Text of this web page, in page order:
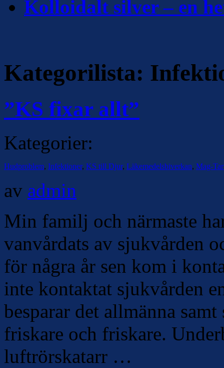
Kolloidalt silver – en
Kategorilista:
”KS fixar allt”
Kategorier:
Hudproblem, Infektioner, KS till Djur, Läkemedelsbiverkan, Mag-
av admin
Min familj och närmaste
vanvårdats av sjukvården
för några år sen kom i
inte kontaktat sjukvården
besparar det allmänna
friskare och friskare.
luftrörskatarr …